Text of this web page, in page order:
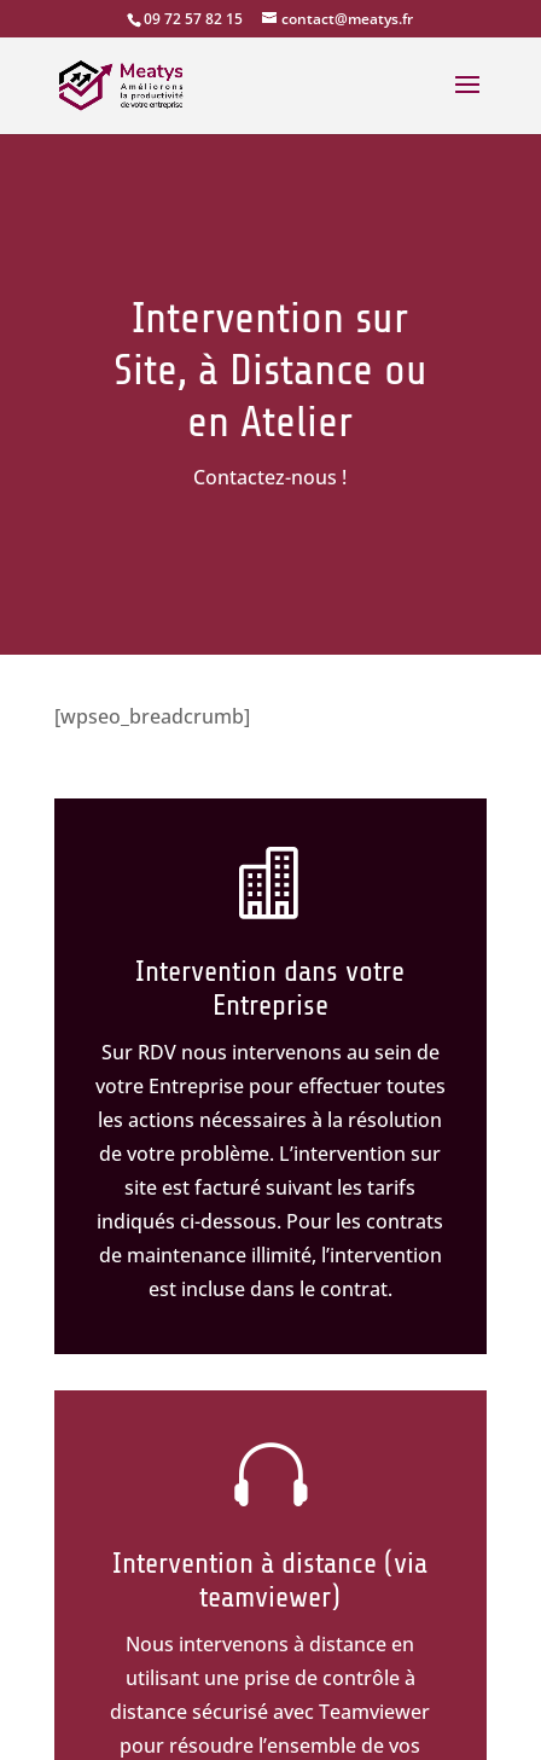
09 72 57 82 15 contact@meatys.fr
Intervention sur
Site, à Distance ou
en Atelier
Contactez-nous !
[wpseo_breadcrumb]

Intervention dans votre
Entreprise
Sur RDV nous intervenons au sein de
votre Entreprise pour effectuer toutes
les actions nécessaires à la résolution
de votre problème. L’intervention sur
site est facturé suivant les tarifs
indiqués ci-dessous. Pour les contrats
de maintenance illimité, l’intervention
est incluse dans le contrat.

Intervention à distance (via
teamviewer)
Nous intervenons à distance en
utilisant une prise de contrôle à
distance sécurisé avec Teamviewer
pour résoudre l’ensemble de vos